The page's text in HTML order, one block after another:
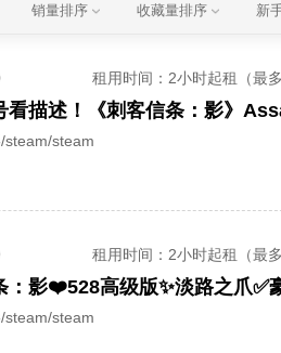
销量排序 收藏量排序 新
租用时间 ：2小时起租（最
看描述！《刺客信条：影》
steam/steam
租用时间 ：2小时起租（最
：影❤️528高级版✨淡路之爪✅
steam/steam